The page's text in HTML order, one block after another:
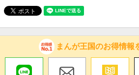
まんが王国のお得情報